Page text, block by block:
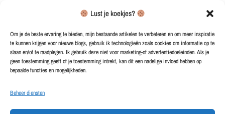
Lust je koekjes?
Om je de beste ervaring te bieden, mijn bestaande artikelen te verbeteren en om meer inspiratie
te kunnen krijgen voor nieuwe blogs, gebruik ik technologieën zoals cookies om informatie op te
slaan en/of te raadplegen. Ik gebruik deze niet voor marketing-of advertentiedoeleinden. Als je
geen toestemming geeft of je toestemming intrekt, kan dit een nadelige invloed hebben op
bepaalde functies en mogelijkheden.
Beheer diensten
Blog
Merchandise
Ontvang blogupdates